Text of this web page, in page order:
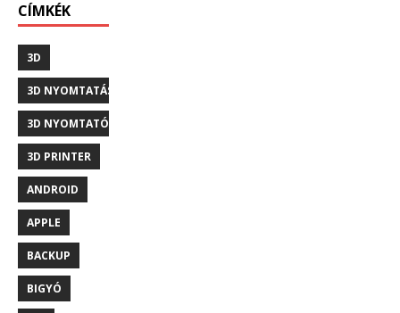
CÍMKÉK
3D
3D NYOMTATÁS
3D NYOMTATÓ
3D PRINTER
ANDROID
APPLE
BACKUP
BIGYÓ